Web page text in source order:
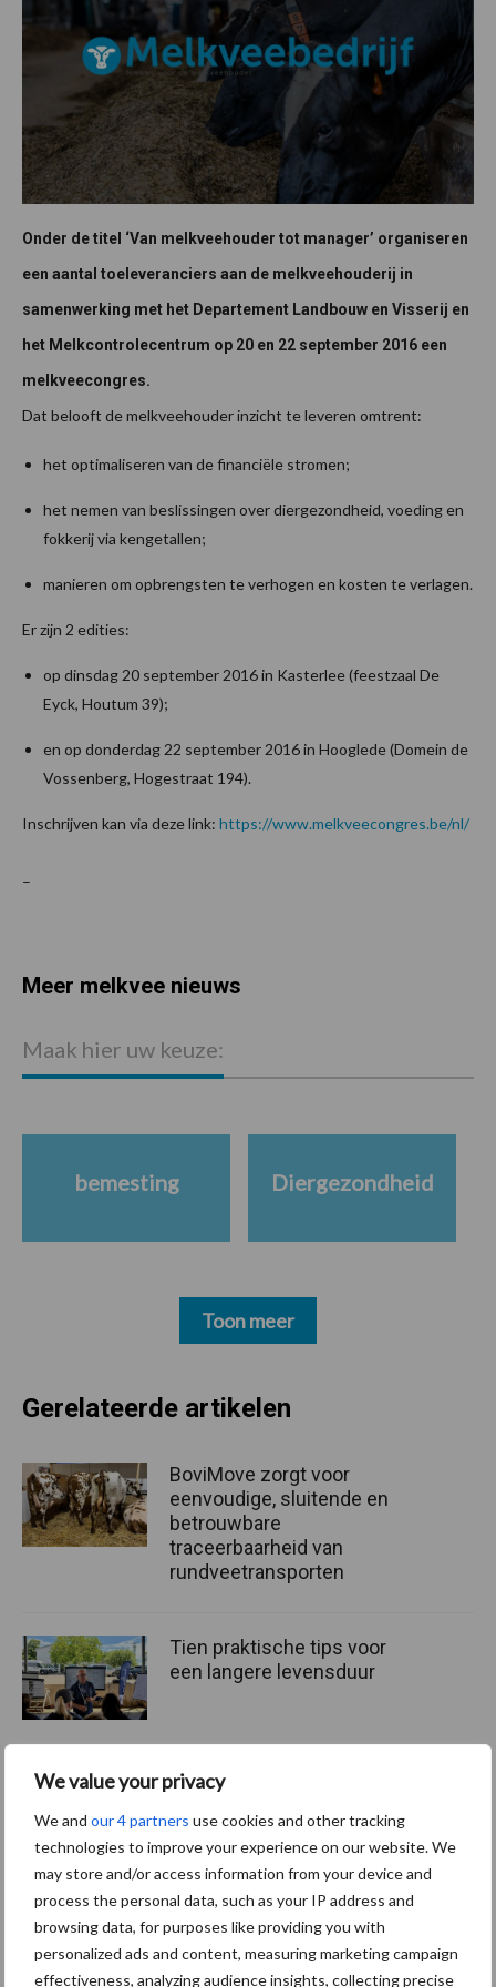
We value your privacy
We and our 4 partners use cookies and other tracking
technologies to improve your experience on our website. We
may store and/or access information from your device and
process the personal data, such as your IP address and
browsing data, for purposes like providing you with
personalized ads and content, measuring marketing campaign
effectiveness, analyzing audience insights, collecting precise
Onder de titel ‘Van melkveehouder tot manager’ organiseren
een aantal toeleveranciers aan de melkveehouderij in
samenwerking met het Departement Landbouw en Visserij en
het Melkcontrolecentrum op 20 en 22 september 2016 een
melkveecongres.
Dat belooft de melkveehouder inzicht te leveren omtrent:
het optimaliseren van de financiële stromen;
het nemen van beslissingen over diergezondheid, voeding en
fokkerij via kengetallen;
manieren om opbrengsten te verhogen en kosten te verlagen.
Er zijn 2 edities:
op dinsdag 20 september 2016 in Kasterlee (feestzaal De
Eyck, Houtum 39);
en op donderdag 22 september 2016 in Hooglede (Domein de
Vossenberg, Hogestraat 194).
Inschrijven kan via deze link: https://www.melkveecongres.be/nl/
–
Primaire
Meer melkvee nieuws
Maak hier uw keuze:
bemesting Diergezondheid
Toon meer
Gerelateerde artikelen
BoviMove zorgt voor
eenvoudige, sluitende en
betrouwbare
traceerbaarheid van
rundveetransporten
Tien praktische tips voor
een langere levensduur
“Vraag naar praktische
hygieneoplossingen is in
Polen groter dan ooit”